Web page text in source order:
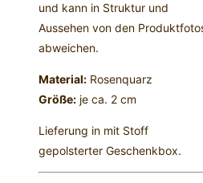
und kann in Struktur und
Aussehen von den
abweichen.
Material: Rosenquarz
Größe: je ca. 2 cm
Lieferung in mit Stoff
gepolsterter Geschenkbox.